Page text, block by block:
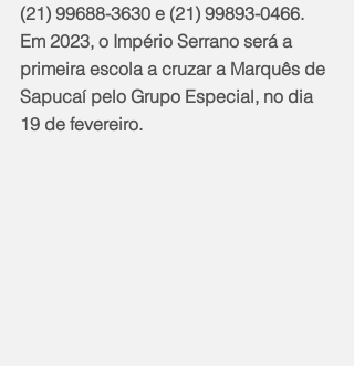
(21) 99688-3630 e (21) 99893-0466.
Em 2023, o Império Serrano será a
primeira escola a cruzar a Marquês de
Sapucaí pelo Grupo Especial, no dia
19 de fevereiro.